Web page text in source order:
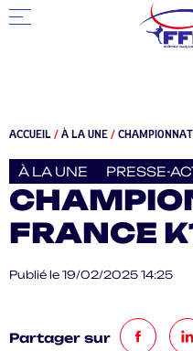
ACCUEIL / À LA UNE /
À LA UNE PRESSE-
FRANCE
Publié le 19/02/2025 14:25
Partager sur